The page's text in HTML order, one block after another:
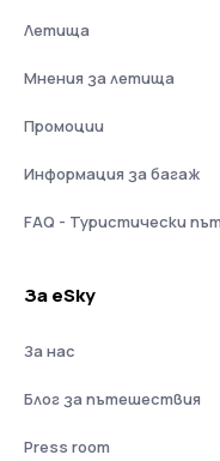
Летища
Мнения за летища
Промоции
Информация за багаж
FAQ - Туристически
За eSky
За нас
Блог за пътешествия
Press room